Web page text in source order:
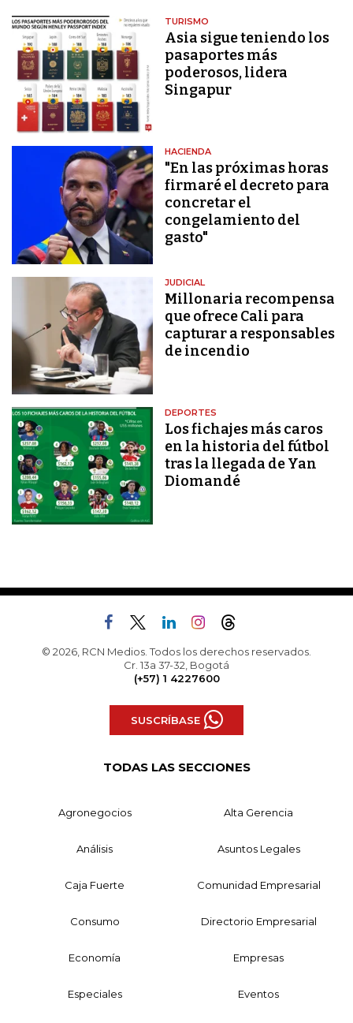
TURISMO
Asia sigue teniendo los
pasaportes más
poderosos, lidera
Singapur
HACIENDA
"En las próximas horas
firmaré el decreto para
concretar el
congelamiento del
gasto"
JUDICIAL
Millonaria recompensa
que ofrece Cali para
capturar a responsables
de incendio
DEPORTES
Los fichajes más caros
en la historia del fútbol
tras la llegada de Yan
Diomandé
© 2026, RCN Medios. Todos los derechos reservados.
Cr. 13a 37-32, Bogotá
(+57) 1 4227600
SUSCRÍBASE
TODAS LAS SECCIONES
Agronegocios Alta Gerencia
Análisis Asuntos Legales
Caja Fuerte Comunidad Empresarial
Consumo Directorio Empresarial
Economía Empresas
Especiales Eventos